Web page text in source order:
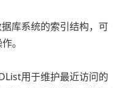
库系统的索引结构，可
。
用于维护最近访问的